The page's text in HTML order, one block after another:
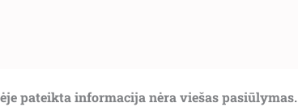
pateikta informacija nėra viešas pasiūlymas.